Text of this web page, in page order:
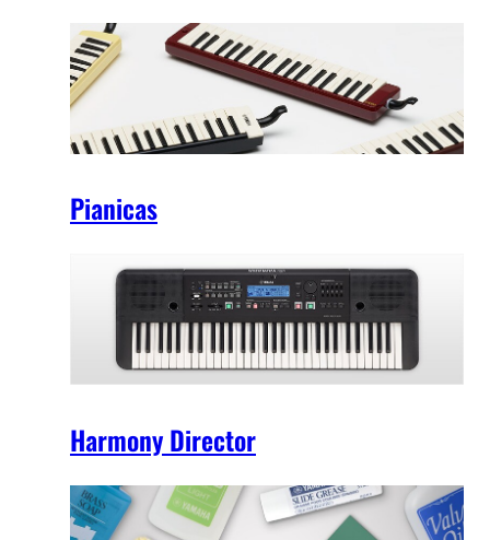
Pianicas
Harmony Director